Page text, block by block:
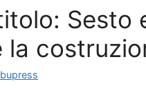
Sesto
la